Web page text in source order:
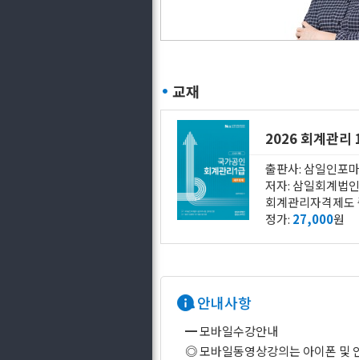
교재
2026 회계관리
출판사: 삼일인포
저자: 삼일회계법인
정가: 27,000원
안내사항
━ 모바일수강안내
◎ 모바일동영상강의는 아이폰 및